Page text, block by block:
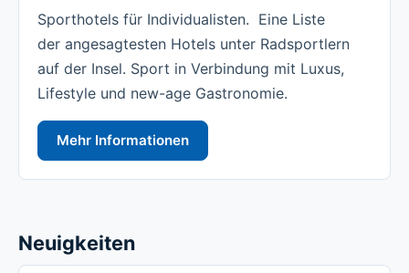
Sporthotels für Individualisten. Eine Liste
der angesagtesten Hotels unter Radsportlern
auf der Insel. Sport in Verbindung mit Luxus,
Lifestyle und new-age Gastronomie.
Mehr Informationen
Neuigkeiten